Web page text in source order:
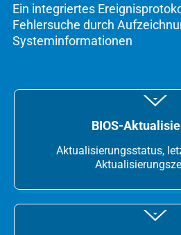
Ein integriertes
Fehlersuche durch
Systeminformationen
BIOS-
Aktualisierungsstatus,